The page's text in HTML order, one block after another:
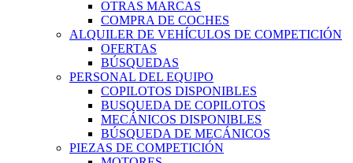
OTRAS MARCAS
COMPRA DE COCHES
ALQUILER DE VEHÍCULOS DE COMPETICIÓN
OFERTAS
BÚSQUEDAS
PERSONAL DEL EQUIPO
COPILOTOS DISPONIBLES
BUSQUEDA DE COPILOTOS
MECÁNICOS DISPONIBLES
BÚSQUEDA DE MECÁNICOS
PIEZAS DE COMPETICIÓN